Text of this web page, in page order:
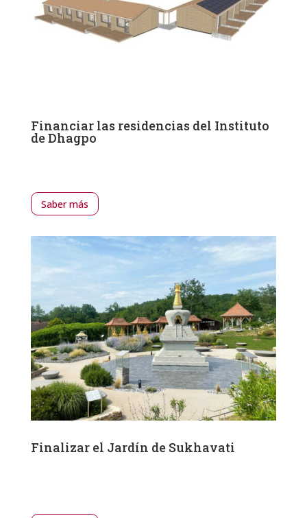
Financiar las residencias del Instituto
de Dhagpo
Saber más
Finalizar el Jardín de Sukhavati